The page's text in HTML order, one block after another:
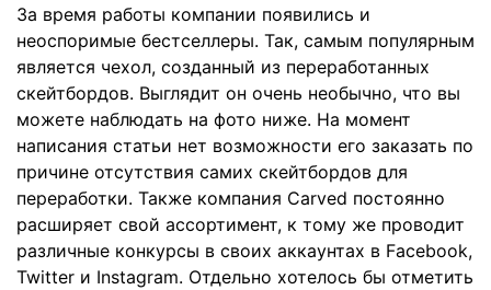
За время работы компании появились и
неоспоримые бестселлеры. Так, самым популярным
является чехол, созданный из переработанных
скейтбордов. Выглядит он очень необычно, что вы
можете наблюдать на фото ниже. На момент
написания статьи нет возможности его заказать по
причине отсутствия самих скейтбордов для
переработки. Также компания Carved постоянно
расширяет свой ассортимент, к тому же проводит
различные конкурсы в своих аккаунтах в Facebook,
Twitter и Instagram. Отдельно хотелось бы отметить